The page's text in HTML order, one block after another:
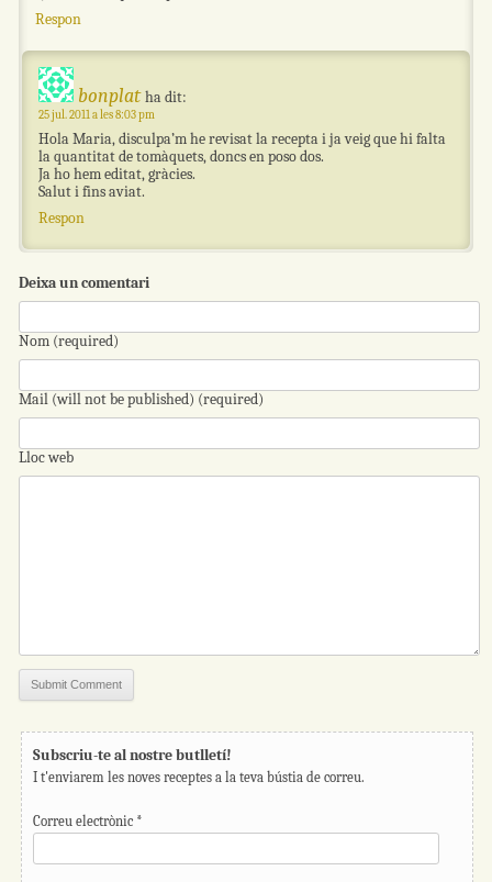
Respon
bonplat ha dit:
25 jul. 2011 a les 8:03 pm
Hola Maria, disculpa’m he revisat la recepta i ja veig que hi falta
la quantitat de tomàquets, doncs en poso dos.
Ja ho hem editat, gràcies.
Salut i fins aviat.
Respon
Deixa un comentari
Nom (required)
Mail (will not be published) (required)
Lloc web
Subscriu-te al nostre butlletí!
I t'enviarem les noves receptes a la teva bústia de correu.
Correu electrònic *